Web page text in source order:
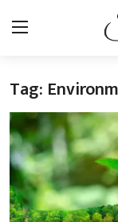
Login
स्वतंत्रता सेनानी
साहित्य समाचार
होम
Tag: